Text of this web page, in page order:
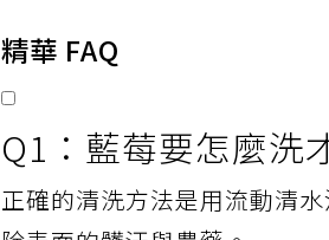
精華 FAQ
Q1：藍莓要怎麼洗
正確的清洗方法是用流動清